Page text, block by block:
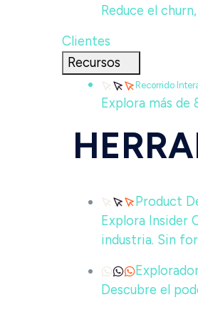
Reduce el
Clientes
Recursos
Recorrido
Explora más
Product
Explora Insider
industria. Sin
Descubre el